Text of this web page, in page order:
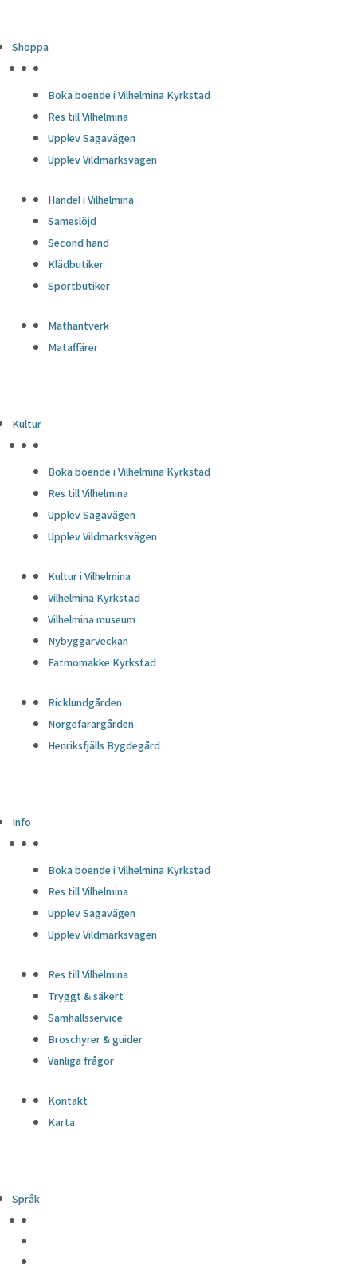
Shoppa
Boka boende i Vilhelmina Kyrkstad
Res till Vilhelmina
Upplev Sagavägen
Upplev Vildmarksvägen
Handel i Vilhelmina
Sameslöjd
Second hand
Klädbutiker
Sportbutiker
Mathantverk
Mataffärer
Kultur
Boka boende i Vilhelmina Kyrkstad
Res till Vilhelmina
Upplev Sagavägen
Upplev Vildmarksvägen
Kultur i Vilhelmina
Vilhelmina Kyrkstad
Vilhelmina museum
Nybyggarveckan
Fatmomakke Kyrkstad
Ricklundgården
Norgefarargården
Henriksfjälls Bygdegård
Info
Boka boende i Vilhelmina Kyrkstad
Res till Vilhelmina
Upplev Sagavägen
Upplev Vildmarksvägen
Res till Vilhelmina
Tryggt & säkert
Samhällsservice
Broschyrer & guider
Vanliga frågor
Kontakt
Karta
Språk